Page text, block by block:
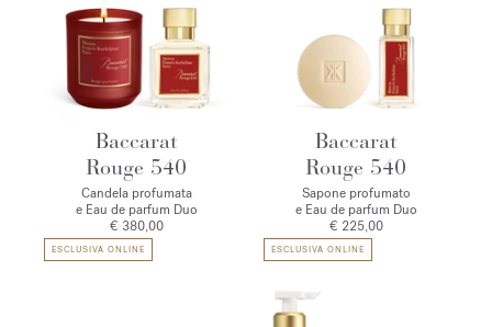
Baccarat
Rouge 540
Candela profumata
e Eau de parfum Duo
€ 380,00
Baccarat
Rouge 540
Sapone profumato
e Eau de parfum Duo
€ 225,00
ESCLUSIVA ONLINE ESCLUSIVA ONLINE